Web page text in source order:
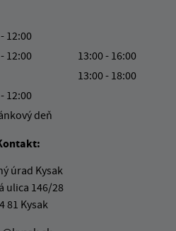
12:00
12:00
13:00 - 16:00
13:00 - 18:00
12:00
deň
úrad Kysak
ulica 146/28
81 Kysak